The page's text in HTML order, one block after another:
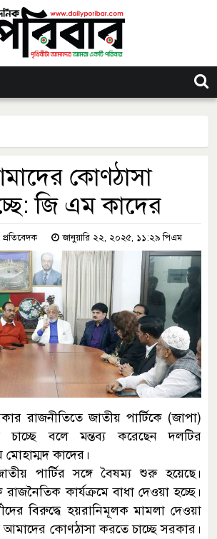
কোণঠাসা
জি এম কাদের
প্রতিবেদক জানুয়ারি ২২, ২০২৫, ১১:২৯ পিএম
রাজনীতিতে জাতীয় পার্টিকে (জাপা)
বলে মন্তব্য করেছেন দলটির
মোহাম্মদ কাদের।
পার্টির সঙ্গে বৈষম্য শুরু হয়েছে।
কার্যক্রমে বাধা দেওয়া হচ্ছে।
বিরুদ্ধে হয়রানিমূলক মামলা দেওয়া
আমাদের কোণঠাসা করতে চাচ্ছে সরকার।